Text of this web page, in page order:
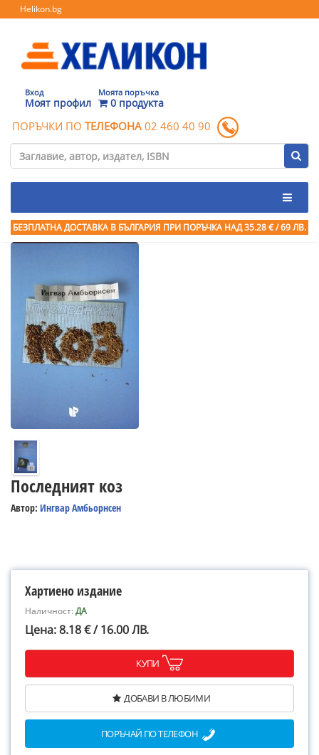
Helikon.bg
Вход
Моят профил
Моята поръчка
0 продукта
ПОРЪЧКИ ПО ТЕЛЕФОНА 02 460 40 90
БЕЗПЛАТНА ДОСТАВКА В БЪЛГАРИЯ ПРИ ПОРЪЧКА НАД 35.28 € / 69 ЛВ.
Последният коз
Автор: Ингвар Амбьорнсен
Хартиено издание
Наличност:ДА
Цена: 8.18 € / 16.00 ЛВ.
КУПИ
ДОБАВИ В ЛЮБИМИ
ПОРЪЧАЙ ПО ТЕЛЕФОН